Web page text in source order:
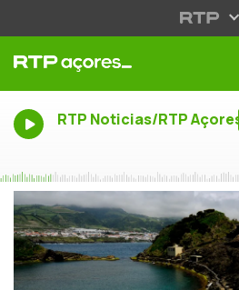
RTP Noticias/RTP Açores